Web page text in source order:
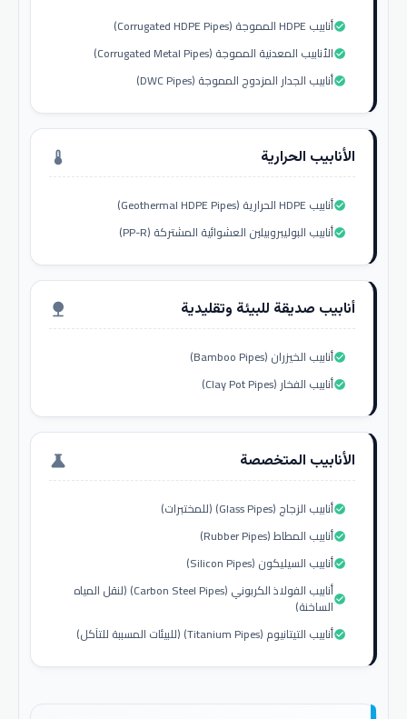
أنابيب HDPE المموجة (Corrugated HDPE Pipes)check_circle
الأنابيب المعدنية المموجة (Corrugated Metal Pipes)check_circle
أنابيب الجدار المزدوج المموجة (DWC Pipes)check_circle
الأنابيب الحرارية thermostat
أنابيب HDPE الحرارية (Geothermal HDPE Pipes)check_circle
أنابيب البوليبروبيلين العشوائية المشتركة (PP-R)check_circle
أنابيب صديقة للبيئة وتقليدية nature
أنابيب الخيزران (Bamboo Pipes)check_circle
أنابيب الفخار (Clay Pot Pipes)check_circle
الأنابيب المتخصصة science
أنابيب الزجاج (Glass Pipes) (للمختبرات)check_circle
أنابيب المطاط (Rubber Pipes)check_circle
أنابيب السيليكون (Silicon Pipes)check_circle
أنابيب الفولاذ الكربوني (Carbon Steel Pipes) (لنقل المياه
الساخنة)check_circle
أنابيب التيتانيوم (Titanium Pipes) (للبيئات المسببة للتآكل)check_circle